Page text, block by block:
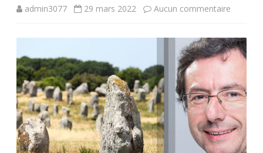
admin3077 29 mars 2022 Aucun commentaire
Ti
ar
Vro
:
le